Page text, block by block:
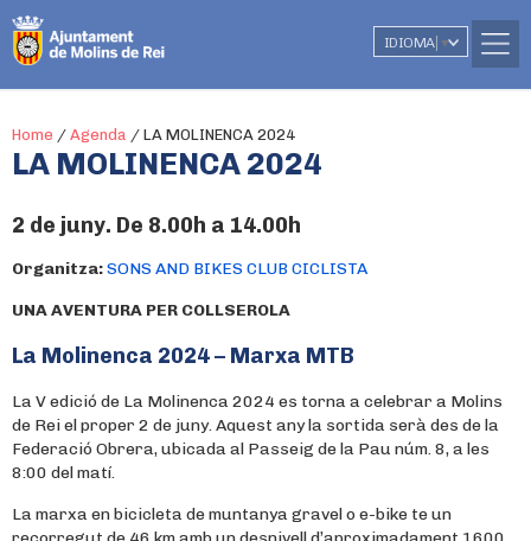
IDIOMA ▼
Home / Agenda / LA MOLINENCA 2024
LA MOLINENCA 2024
2 de juny. De 8.00h a 14.00h
Organitza:SONS AND BIKES CLUB CICLISTA
UNA AVENTURA PER COLLSEROLA
La Molinenca 2024 – Marxa MTB
La V edició de La Molinenca 2024 es torna a celebrar a Molins
de Rei el proper 2 de juny. Aquest any la sortida serà des de la
Federació Obrera, ubicada al Passeig de la Pau núm. 8, a les
8:00 del matí.
La marxa en bicicleta de muntanya gravel o e-bike te un